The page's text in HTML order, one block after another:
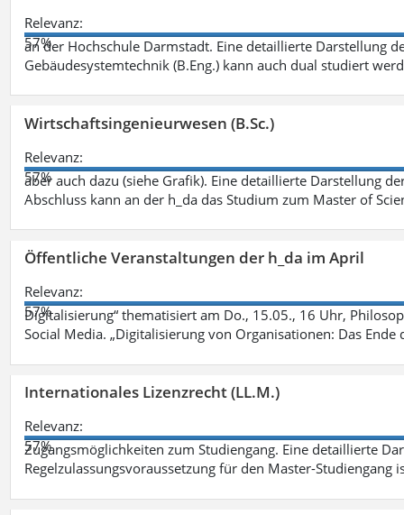
Relevanz:
57%
an der Hochschule Darmstadt. Eine detaillierte Darstellung
Gebäudesystemtechnik (B.Eng.) kann auch dual studiert
Wirtschaftsingenieurwesen (B.Sc.)
Relevanz:
57%
aber auch dazu (siehe Grafik). Eine detaillierte Darstellung
Abschluss kann an der h_da das Studium zum Master of
Öffentliche Veranstaltungen der h_da im April
Relevanz:
57%
Digitalisierung“ thematisiert am Do., 15.05., 16 Uhr,
Social Media. „Digitalisierung von Organisationen: Das Ende
Internationales Lizenzrecht (LL.M.)
Relevanz:
57%
Zugangsmöglichkeiten zum Studiengang. Eine detaillierte
Regelzulassungsvoraussetzung für den Master-